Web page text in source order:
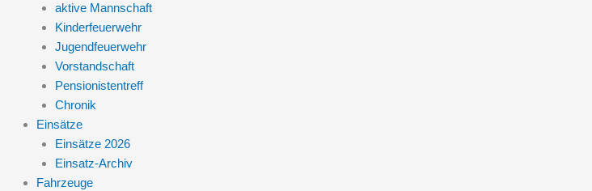
aktive Mannschaft
Kinderfeuerwehr
Jugendfeuerwehr
Vorstandschaft
Pensionistentreff
Chronik
Einsätze
Einsätze 2026
Einsatz-Archiv
Fahrzeuge